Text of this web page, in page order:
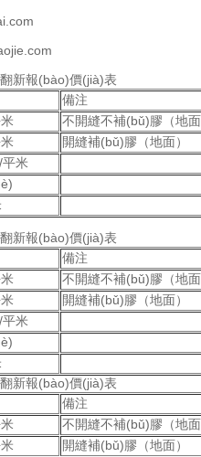
新報(bào)價(jià)表
備注
不開縫不補(bǔ)膠（地
開縫補(bǔ)膠（地面）
米
新報(bào)價(jià)表
備注
不開縫不補(bǔ)膠（地
開縫補(bǔ)膠（地面）
米
新報(bào)價(jià)表
備注
不開縫不補(bǔ)膠（地
開縫補(bǔ)膠（地面）